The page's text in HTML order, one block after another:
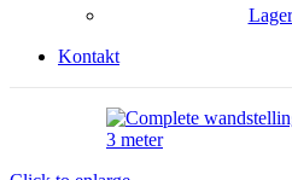
Kontakt